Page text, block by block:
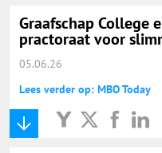
Graafschap College
practoraat voor
05.06.26
Lees verder op: MBO Today